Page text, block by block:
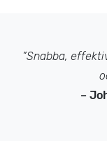
”Snabba,
–